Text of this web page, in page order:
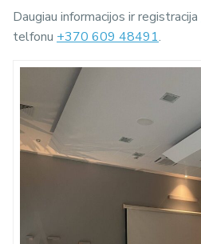
Daugiau informacijos ir registracija
telfonu +370 609 48491.